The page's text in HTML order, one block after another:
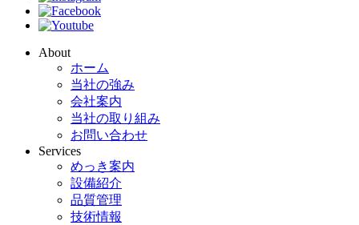
About
ホーム
当社の強み
会社案内
当社の取り組み
お問い合わせ
Services
めっき案内
設備紹介
品質管理
技術情報